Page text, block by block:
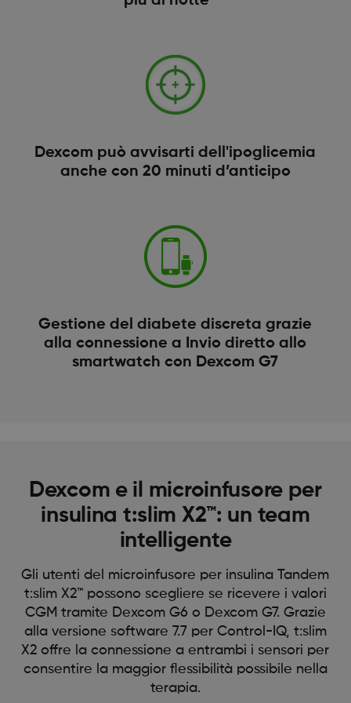
Dexcom può avvisarti dell'ipoglicemia
anche con 20 minuti d’anticipo
Gestione del diabete discreta grazie
alla connessione a Invio diretto allo
smartwatch con Dexcom G7
Dexcom e il microinfusore per
insulina t:slim X2™: un team
intelligente
Gli utenti del microinfusore per insulina Tandem
t:slim X2™ possono scegliere se ricevere i valori
CGM tramite Dexcom G6 o Dexcom G7. Grazie
alla versione software 7.7 per Control-IQ, t:slim
X2 offre la connessione a entrambi i sensori per
consentire la maggior flessibilità possibile nella
terapia.